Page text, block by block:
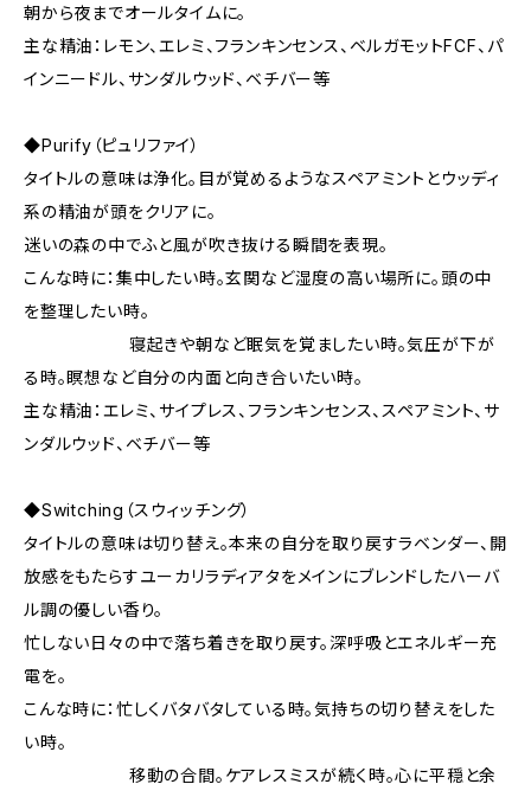
朝から夜までオールタイムに。
主な精油：レモン、エレミ、フランキンセンス、ベルガモットFCF、パ
インニードル、サンダルウッド、ベチバー等
◆Purify（ピュリファイ）
タイトルの意味は浄化。目が覚めるようなスペアミントとウッディ
系の精油が頭をクリアに。
迷いの森の中でふと風が吹き抜ける瞬間を表現。
こんな時に：集中したい時。玄関など湿度の高い場所に。頭の中
を整理したい時。
寝起きや朝など眠気を覚ましたい時。気圧が下が
る時。瞑想など自分の内面と向き合いたい時。
主な精油：エレミ、サイプレス、フランキンセンス、スペアミント、サ
ンダルウッド、ベチバー等
◆Switching（スウィッチング）
タイトルの意味は切り替え。本来の自分を取り戻すラベンダー、開
放感をもたらすユーカリラディアタをメインにブレンドしたハーバ
ル調の優しい香り。
忙しない日々の中で落ち着きを取り戻す。深呼吸とエネルギー充
電を。
こんな時に：忙しくバタバタしている時。気持ちの切り替えをした
い時。
移動の合間。ケアレスミスが続く時。心に平穏と余